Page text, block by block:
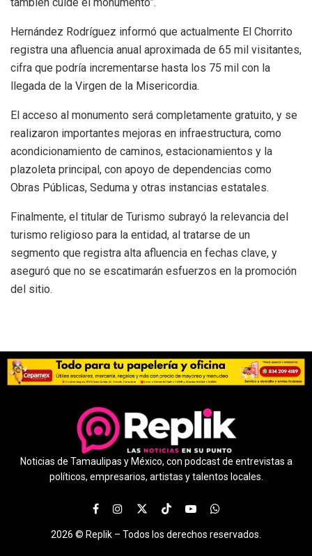
Hernández Rodríguez informó que actualmente El Chorrito
registra una afluencia anual aproximada de 65 mil visitantes,
cifra que podría incrementarse hasta los 75 mil con la
llegada de la Virgen de la Misericordia.
El acceso al monumento será completamente gratuito, y se
realizaron importantes mejoras en infraestructura, como
acondicionamiento de caminos, estacionamientos y la
plazoleta principal, con apoyo de dependencias como
Obras Públicas, Seduma y otras instancias estatales.
Finalmente, el titular de Turismo subrayó la relevancia del
turismo religioso para la entidad, al tratarse de un
segmento que registra alta afluencia en fechas clave, y
aseguró que no se escatimarán esfuerzos en la promoción
del sitio.
Noticias de Tamaulipas y México, con podcast de entrevistas a
políticos, empresarios, artistas y talentos locales.
2026 © Replik – Todos los derechos reservados.